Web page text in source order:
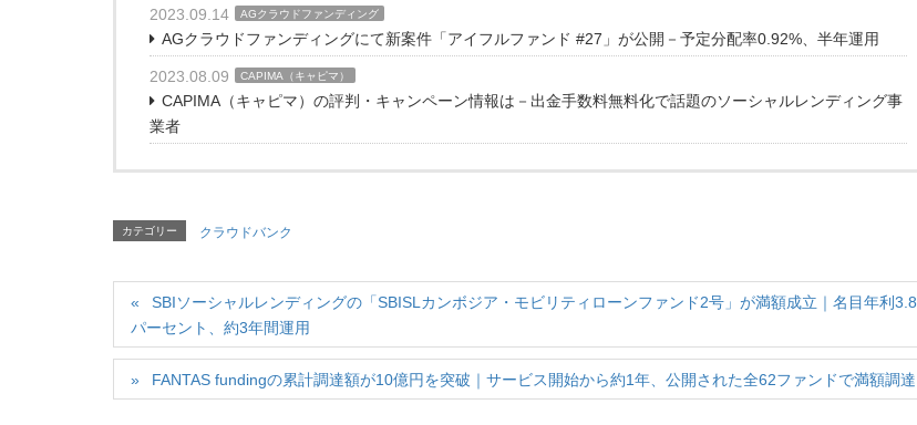
2023.09.14 AGクラウドファンディング
AGクラウドファンディングにて新案件「アイフルファンド #27」が公開－予定分配率0.92%、半年運用
2023.08.09 CAPIMA（キャピマ）
CAPIMA（キャピマ）の評判・キャンペーン情報は－出金手数料無料化で話題のソーシャルレンディング事
業者
カテゴリー クラウドバンク
SBIソーシャルレンディングの「SBISLカンボジア・モビリティローンファンド2号」が満額成立｜名目年利3.8
パーセント、約3年間運用
FANTAS fundingの累計調達額が10億円を突破｜サービス開始から約1年、公開された全62ファンドで満額調達